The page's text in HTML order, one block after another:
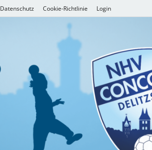
Datenschutz Cookie-Richtlinie Login